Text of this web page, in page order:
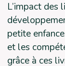
L’impact des
petite
et les
grâce à ces